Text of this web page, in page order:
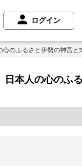
ログイン
のふるさと伊勢の神宮と
本人の心のふ